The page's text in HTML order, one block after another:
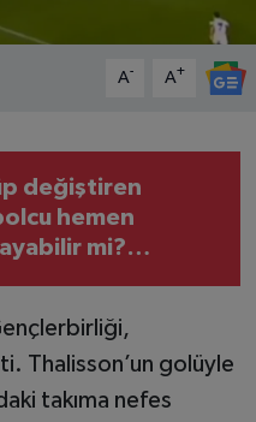
A- A+
değiştiren
hemen
mi?
Thalisson’un golüyle
takıma nefes